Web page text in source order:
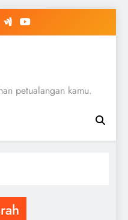
petualangan kamu.